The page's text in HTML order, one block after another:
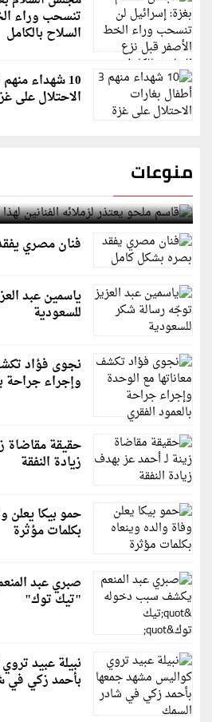
تنسحب وراء
السلاح بالكامل
الاحتلال على
منوعات
قاسم ملحو يعتذر لزملائه الفنانين
فنان مصري
ياسمين عبد
للسعودية
نجوى فؤاد
وإجراء جراحة
حقيقة مقاضاة
زيادة النفقة
حمو بيكا يعلن
بكلمات مؤثرة
صبري عبد
"تيك توك"
نبيلة عبيد
بأحمد زكي في